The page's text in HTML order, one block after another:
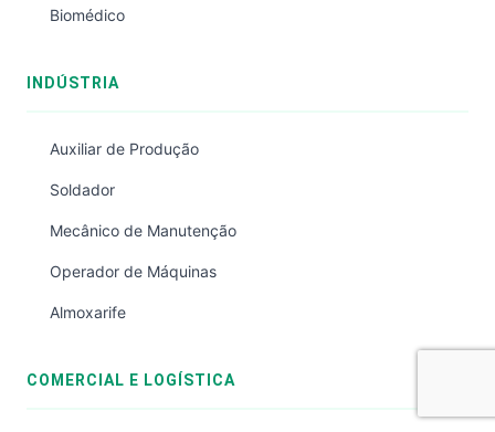
Biomédico
INDÚSTRIA
Auxiliar de Produção
Soldador
Mecânico de Manutenção
Operador de Máquinas
Almoxarife
COMERCIAL E LOGÍSTICA